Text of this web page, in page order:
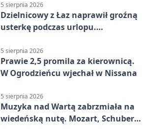
5 sierpnia 2026
Dzielnicowy z Łaz naprawił groźną
usterkę podczas urlopu.
5 sierpnia 2026
Prawie 2,5 promila za kierownicą.
W Ogrodzieńcu wjechał w Nissana
5 sierpnia 2026
Muzyka nad Wartą zabrzmiała na
wiedeńską nutę. Mozart, Schubert i